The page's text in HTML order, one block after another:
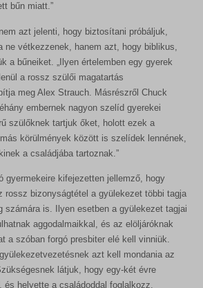
bűn miatt.”
azt jelenti, hogy biztosítani próbáljuk,
ne vétkezzenek, hanem azt, hogy biblikus,
a bűneiket. „Ilyen értelemben egy gyerek
a rossz szülői magatartás
meg Alex Strauch. Másrészről Chuck
embernek nagyon szelíd gyerekei
szülőknek tartjuk őket, holott ezek a
körülmények között is szelídek lennének,
a családjába tartoznak.”
gyermekeire kifejezetten jellemző, hogy
rossz bizonyságtétel a gyülekezet többi tagja
számára is. Ilyen esetben a gyülekezet tagjai
aggodalmaikkal, és az elöljáróknak
a szóban forgó presbiter elé kell vinniük.
azt kell mondania az
látjuk, hogy egy-két évre
helyette a családoddal foglalkozz.